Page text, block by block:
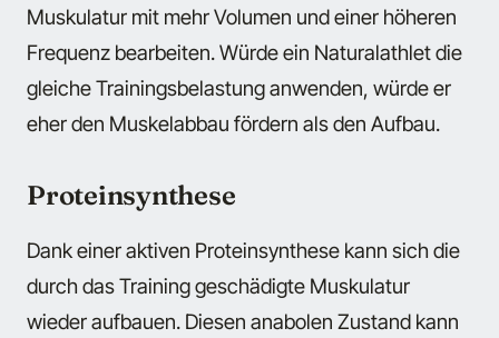
Muskulatur mit mehr Volumen und einer höheren
Frequenz bearbeiten. Würde ein Naturalathlet die
gleiche Trainingsbelastung anwenden, würde er
eher den Muskelabbau fördern als den Aufbau.
Proteinsynthese
Dank einer aktiven Proteinsynthese kann sich die
durch das Training geschädigte Muskulatur
wieder aufbauen. Diesen anabolen Zustand kann